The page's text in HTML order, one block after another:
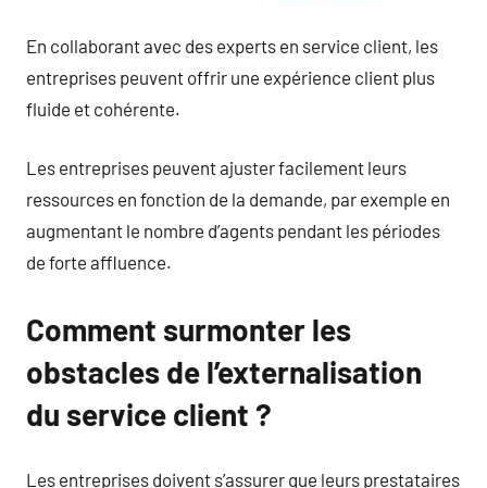
En collaborant avec des experts en service client, les
entreprises peuvent offrir une expérience client plus
fluide et cohérente.
Les entreprises peuvent ajuster facilement leurs
ressources en fonction de la demande, par exemple en
augmentant le nombre d’agents pendant les périodes
de forte affluence.
Comment surmonter les
obstacles de l’externalisation
du service client ?
Les entreprises doivent s’assurer que leurs prestataires